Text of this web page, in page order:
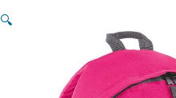
🔍